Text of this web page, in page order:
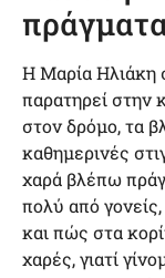
Η Μαρία Ηλιάκη
παρατηρεί στην
στον δρόμο, τα
καθημερινές
χαρά βλέπω
πολύ από
και πώς στα
χαρές, γιατί